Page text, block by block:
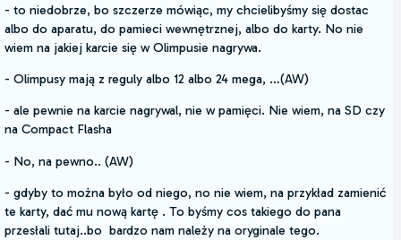
- to niedobrze, bo szczerze mówiąc, my chcielibyśmy się dostac
albo do aparatu, do pamieci wewnętrznej, albo do karty. No nie
wiem na jakiej karcie się w Olimpusie nagrywa.
- Olimpusy mają z reguly albo 12 albo 24 mega, …(AW)
- ale pewnie na karcie nagrywal, nie w pamięci. Nie wiem, na SD czy
na Compact Flasha
- No, na pewno.. (AW)
- gdyby to można było od niego, no nie wiem, na przykład zamienić
te karty, dać mu nową kartę . To byśmy cos takiego do pana
przesłali tutaj..bo bardzo nam należy na oryginale tego.